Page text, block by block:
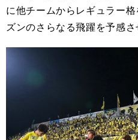
に他チームからレギュラー
ズンのさらなる飛躍を予感さ